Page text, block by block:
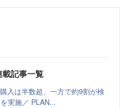
記事一覧
入は半数超、一方で約9割が検
実施／ PLAN...